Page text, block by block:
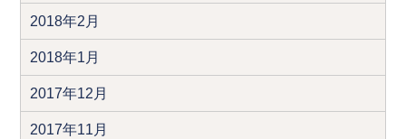
2018年2月
2018年1月
2017年12月
2017年11月